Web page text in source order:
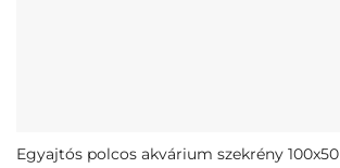
Egyajtós polcos akvárium szekrény 100x50